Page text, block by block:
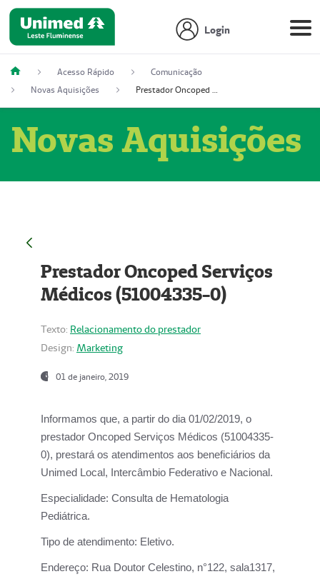
Login
Acesso Rápido
Comunicação
Novas Aquisições
Prestador Oncoped Serviços Médicos (51004335-0)
Novas Aquisições
Prestador Oncoped Serviços
Médicos (51004335-0)
Texto: Relacionamento do prestador
Design: Marketing
01 de janeiro, 2019
Informamos que, a partir do dia 01/02/2019, o
prestador Oncoped Serviços Médicos (51004335-
0), prestará os atendimentos aos beneficiários da
Unimed Local, Intercâmbio Federativo e Nacional.
Especialidade: Consulta de Hematologia
Pediátrica.
Tipo de atendimento: Eletivo.
Endereço: Rua Doutor Celestino, n°122, sala1317,